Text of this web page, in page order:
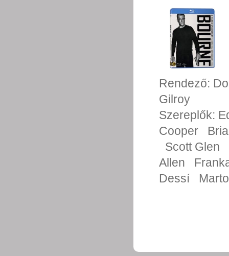
Rendező:
Gilroy
Szereplők:
Cooper
Scott Glen
Allen
Dessí